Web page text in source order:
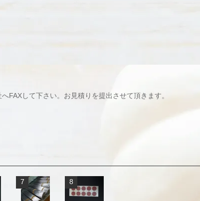
FAXして下さい。お見積りを提出させて頂きます。
7 8